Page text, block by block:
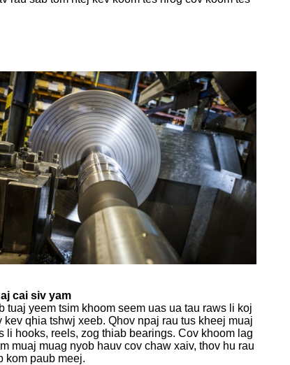
cai siv yam
tuaj yeem tsim khoom seem uas ua tau raws li koj
kev qhia tshwj xeeb. Qhov npaj rau tus kheej muaj
li hooks, reels, zog thiab bearings. Cov khoom lag
muaj muag nyob hauv cov chaw xaiv, thov hu rau
kom paub meej.